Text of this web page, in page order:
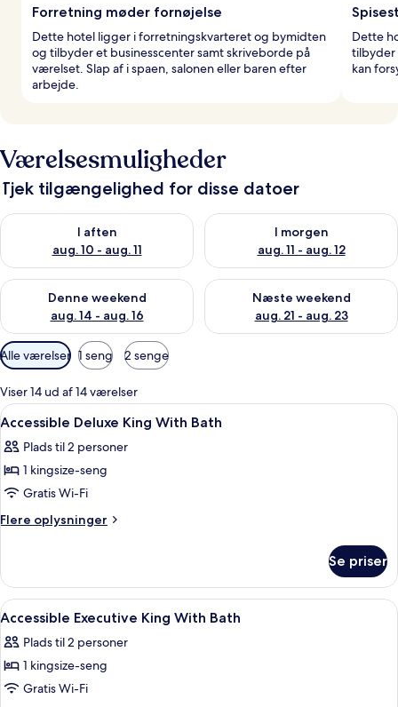
Forretning møder fornøjelse
Dette hotel ligger i forretningskvarteret og bymidten
og tilbyder et businesscenter samt skriveborde på
værelset. Slap af i spaen, salonen eller baren efter
arbejde.
Dette
tilbyder
kan
Værelsesmuligheder
Tjek tilgængelighed for disse datoer
I aften
aug. 10 - aug. 11
Tjek tilgængelighed for i aften aug. 10 - aug. 11
I morgen
aug. 11 - aug. 12
Tjek tilgængelighed for i
Denne weekend
aug. 14 - aug. 16
Tjek tilgængelighed for denne weekend aug. 14 - aug. 16
Næste weekend
aug. 21 - aug. 23
Tjek tilgængelighed for næste
Tilgængelige
filtre
for
værelser
Alle værelser 1 seng 2 senge
Viser 14 ud af 14 værelser
Indlæs
alle
billeder
af
Accessible
Deluxe
Bath
Allergivenligt sengetøj, dundyner,
5
Accessible Deluxe King With Bath
Plads til 2 personer
1 kingsize-seng
Gratis Wi-Fi
Flere oplysninger
Flere
Deluxe
King
With
Se priser
Indlæs
alle
billeder
af
Accessible
En imponerende indgang med en
1
Accessible Executive King With Bath
Plads til 2 personer
1 kingsize-seng
Gratis Wi-Fi